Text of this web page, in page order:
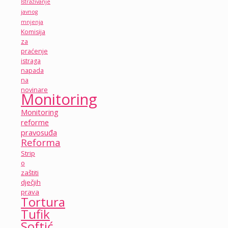
Istraživanje
javnog
mnjenja
Komisija
za
praćenje
istraga
napada
na
novinare
Monitoring
Monitoring
reforme
pravosuđa
Reforma
Strip
o
zaštiti
dječjih
prava
Tortura
Tufik